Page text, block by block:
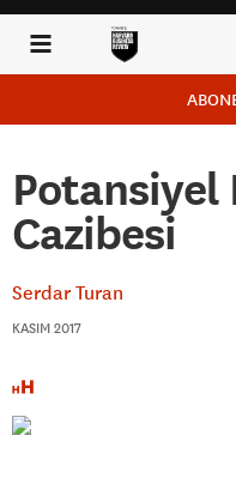
Potansiyel
Cazibesi
Serdar Turan
KASIM 2017